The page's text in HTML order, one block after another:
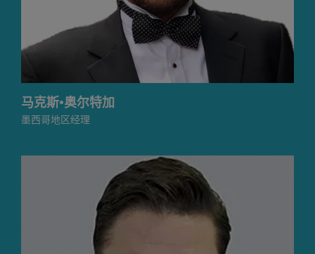
马克斯·奥尔特加
墨西哥地区经理